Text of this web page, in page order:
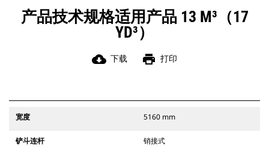
产品技术规格适用产品 13 M³（17
YD³）
cloud_download 下载 print 打印
宽度 5160 mm
铲斗连杆 销接式